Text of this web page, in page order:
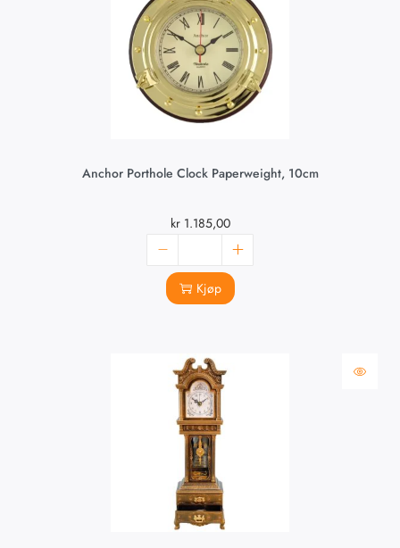
Anchor Porthole Clock Paperweight, 10cm
kr1.185,00
Kjøp